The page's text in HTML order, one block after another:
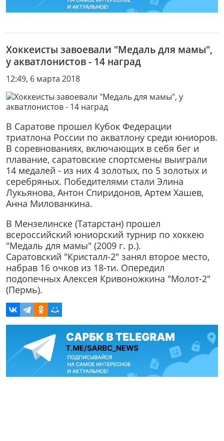
Хоккеисты завоевали "Медаль для мамы",
у акватлонистов - 14 наград
12:49, 6 марта 2018
В Саратове прошел Кубок Федерации
триатлона России по акватлону среди юниоров.
В соревнованиях, включающих в себя бег и
плавание, саратовские спортсмены выиграли
14 медалей - из них 4 золотых, по 5 золотых и
серебряных. Победителями стали Элина
Лукьянова, Антон Спиридонов, Артем Хашев,
Анна Милованкина.
В Мензелинске (Татарстан) прошел
всероссийский юниорский турнир по хоккею
"Медаль для мамы" (2009 г. р.).
Саратовский "Кристалл-2" занял второе место,
набрав 16 очков из 18-ти. Опередил
подопечных Алексея Кривоножкина "Молот-2"
(Пермь).